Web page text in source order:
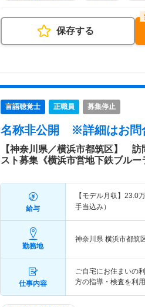
保存する
言語聴覚士 正職員 募集停止
名称非公開 ※詳細はお問
【神奈川県／横浜市都筑区】
スト募集《横浜市営地下鉄ブルー
給与
【モデル月収】 23.0
手当込み）
勤務地
神奈川県 横浜市都筑
仕事内容
ご自宅にお住まいの
方の指導・検査を利